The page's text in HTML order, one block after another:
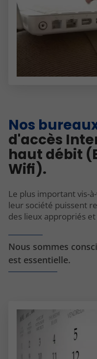
Nos
d'accès
haut débit
Wifi).
Le plus important vis-
leur société puissent
des lieux appropriés et
Nous sommes
est essentielle.